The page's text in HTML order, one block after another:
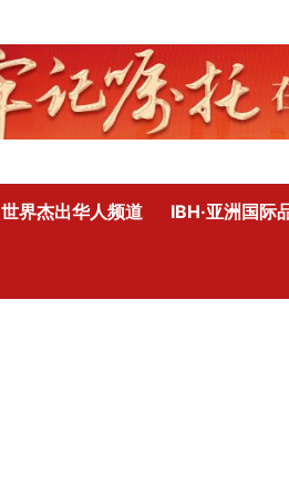
世界杰出华人频道 IBH·亚洲国际